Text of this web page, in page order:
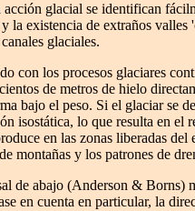
glacial se identifican
la existencia de extraños valles
glaciales.
con los procesos glaciares
de metros de hielo
bajo el peso. Si el glaciar se
isostática, lo que resulta en el
en las zonas liberadas
montañas y los patrones de
de abajo (Anderson & Borns)
en cuenta en particular, la